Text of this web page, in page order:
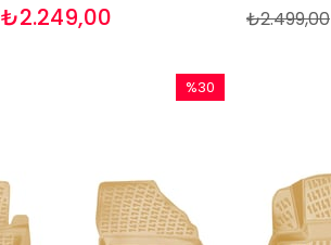
₺2.249,00 ₺2.499,00
%30